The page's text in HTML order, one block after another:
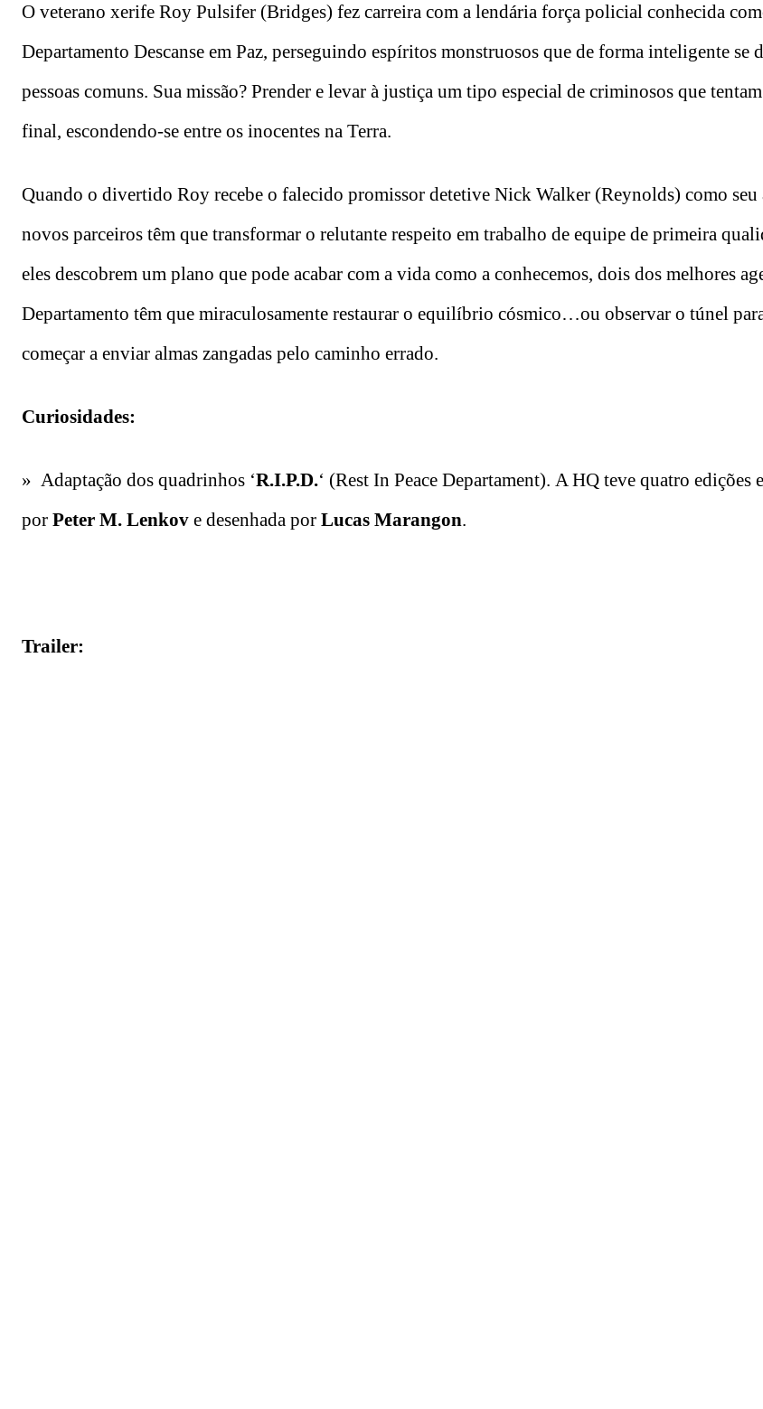
O veterano xerife Roy Pulsifer (Bridges) fez carreira com a lendária força policial conhecida
Departamento Descanse em Paz, perseguindo espíritos monstruosos que de forma inteligente se
pessoas comuns. Sua missão? Prender e levar à justiça um tipo especial de criminosos que
final, escondendo-se entre os inocentes na Terra.
Quando o divertido Roy recebe o falecido promissor detetive Nick Walker (Reynolds) como seu
novos parceiros têm que transformar o relutante respeito em trabalho de equipe de primeira
eles descobrem um plano que pode acabar com a vida como a conhecemos, dois dos melhores
Departamento têm que miraculosamente restaurar o equilíbrio cósmico…ou observar o túnel
começar a enviar almas zangadas pelo caminho errado.
Curiosidades:
» Adaptação dos quadrinhos ‘R.I.P.D.‘ (Rest In Peace Departament). A HQ teve quatro edições
por Peter M. Lenkov e desenhada por Lucas Marangon.
Trailer: